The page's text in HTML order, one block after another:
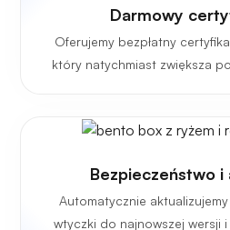
Darmowy
Oferujemy bezpłatny
który natychmiast zwiększa
Bezpieczeństwo i
Automatycznie
wtyczki do najnowszej wersji